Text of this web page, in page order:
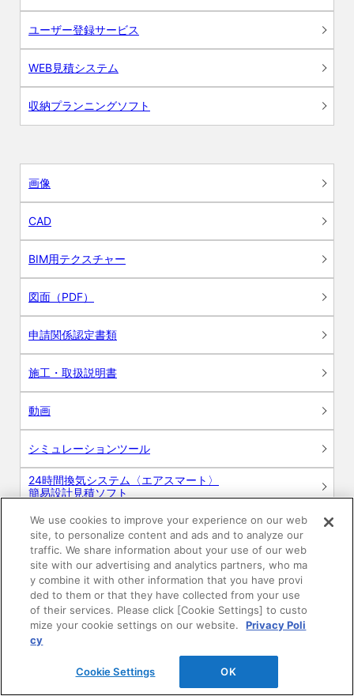
ユーザー登録サービス
WEB見積システム
収納プランニングソフト
画像
CAD
BIM用テクスチャー
図面（PDF）
申請関係認定書類
施工・取扱説明書
動画
シミュレーションツール
24時間換気システム〈エアスマート〉
簡易設計見積ソフト
R&Dセンター環境測定・分析サービス
商品マスター申し込み
電子公告 このWEBサイトについて
We use cookies to improve your experience on our web
site, to personalize content and ads and to analyze our
traffic. We share information about your use of our web
site with our advertising and analytics partners, who ma
y combine it with other information that you have provi
ded to them or that they have collected from your use
of their services. Please click [Cookie Settings] to custo
mize your cookie settings on our website.
Privacy Poli
cy
Cookie Settings OK